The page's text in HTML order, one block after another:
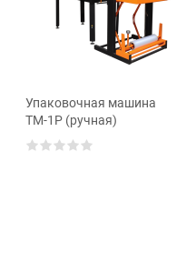
Упаковочная машина
ТМ-1Р (ручная)